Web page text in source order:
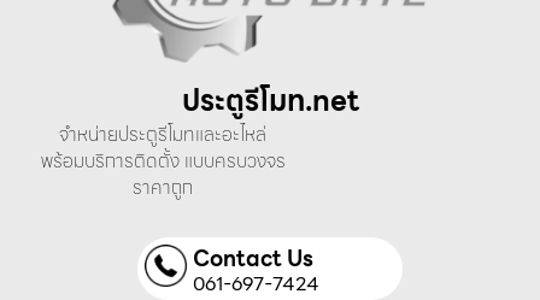
ประตูรีโมท.net
จำหน่ายประตูรีโมทและอะไหล่
พร้อมบริการติดตั้ง แบบครบวงจร
ราคาถูก
Contact Us
061-697-7424